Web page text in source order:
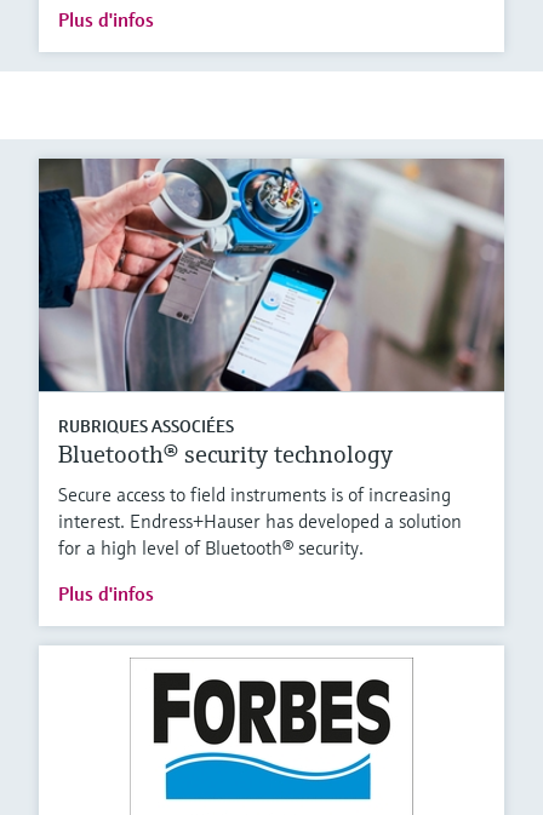
Plus d'infos
RUBRIQUES ASSOCIÉES
Bluetooth® security technology
Secure access to field instruments is of increasing
interest. Endress+Hauser has developed a solution
for a high level of Bluetooth® security.
Plus d'infos